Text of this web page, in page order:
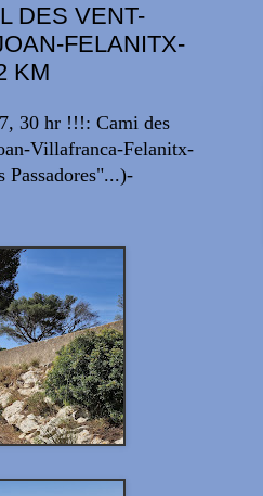
DES VENT-
FELANITX-
KM
30 hr !!!: Cami des
Villafranca-Felanitx-
Passadores"...)-